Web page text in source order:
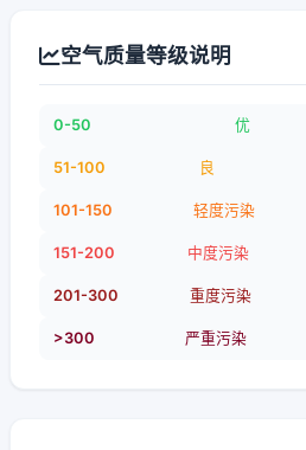
空气质量等级说明
0-50 优
51-100 良
101-150 轻度污染
151-200 中度污染
201-300 重度污染
>300 严重污染